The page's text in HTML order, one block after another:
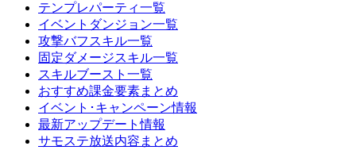
テンプレパーティ一覧
イベントダンジョン一覧
攻撃バフスキル一覧
固定ダメージスキル一覧
スキルブースト一覧
おすすめ課金要素まとめ
イベント･キャンペーン情報
最新アップデート情報
サモステ放送内容まとめ